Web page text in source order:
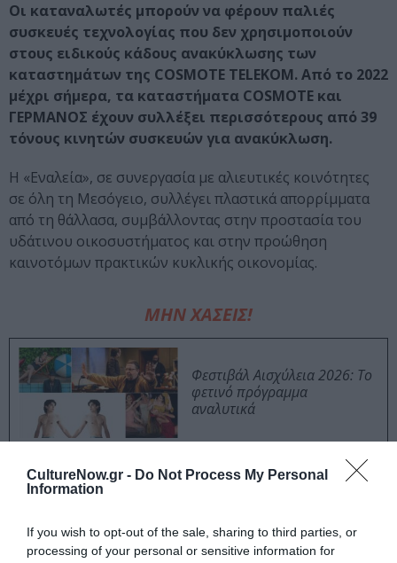
CultureNow.gr - Do Not Process My Personal
Information
If you wish to opt-out of the sale, sharing to third parties, or
processing of your personal or sensitive information for
Οι καταναλωτές μπορούν να φέρουν παλιές
συσκευές τεχνολογίας που δεν χρησιμοποιούν
στους ειδικούς κάδους ανακύκλωσης των
καταστημάτων της COSMOTE TELEKOM. Από το 2022
μέχρι σήμερα, τα καταστήματα COSMOTE και
ΓΕΡΜΑΝΟΣ έχουν συλλέξει περισσότερους από 39
τόνους κινητών συσκευών για ανακύκλωση.
Η «Εναλεία», σε συνεργασία με αλιευτικές κοινότητες
σε όλη τη Μεσόγειο, συλλέγει πλαστικά απορρίμματα
από τη θάλλασα, συμβάλλοντας στην προστασία του
υδάτινου οικοσυστήματος και στην προώθηση
καινοτόμων πρακτικών κυκλικής οικονομίας.
ΜΗΝ ΧΑΣΕΙΣ!
Φεστιβάλ Αισχύλεια 2026: Το
φετινό πρόγραμμα
αναλυτικά
Ίων, του Ευριπίδη από τον